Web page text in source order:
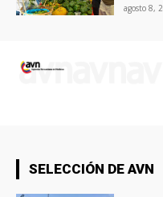
agosto 8,
SELECCIÓN DE AVN